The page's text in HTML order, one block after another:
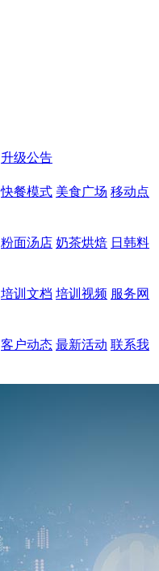
升级公告
快餐模式 美食广场 移动点
粉面汤店 奶茶烘焙 日韩料
培训文档 培训视频 服务网
客户动态 最新活动 联系我